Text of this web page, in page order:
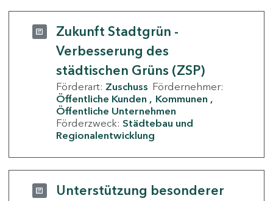
Zukunft Stadtgrün -
Verbesserung des
städtischen Grüns (ZSP)
Förderart: Zuschuss Fördernehmer:
Öffentliche Kunden
Kommunen
Öffentliche Unternehmen
Förderzweck: Städtebau und
Regionalentwicklung
Unterstützung besonderer